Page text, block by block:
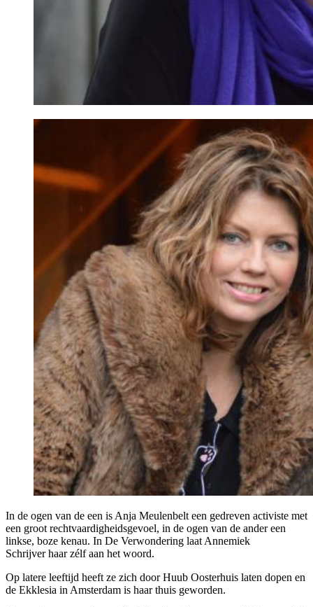
In de ogen van de een is Anja Meulenbelt een gedreven activiste met
een groot rechtvaardigheidsgevoel, in de ogen van de ander een
linkse, boze kenau. In De Verwondering laat Annemiek
Schrijver haar zélf aan het woord.
Op latere leeftijd heeft ze zich door Huub Oosterhuis laten dopen en
de Ekklesia in Amsterdam is haar thuis geworden.